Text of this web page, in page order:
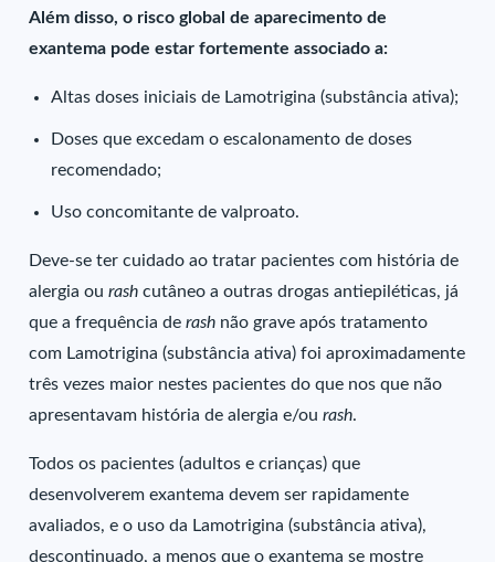
Além disso, o risco global de aparecimento de
exantema pode estar fortemente associado a:
Altas doses iniciais de Lamotrigina (substância ativa);
Doses que excedam o escalonamento de doses
recomendado;
Uso concomitante de valproato.
Deve-se ter cuidado ao tratar pacientes com história de
alergia ourash cutâneo a outras drogas antiepiléticas, já
que a frequência derash não grave após tratamento
com Lamotrigina (substância ativa) foi aproximadamente
três vezes maior nestes pacientes do que nos que não
apresentavam história de alergia e/ourash.
Todos os pacientes (adultos e crianças) que
desenvolverem exantema devem ser rapidamente
avaliados, e o uso da Lamotrigina (substância ativa),
descontinuado, a menos que o exantema se mostre